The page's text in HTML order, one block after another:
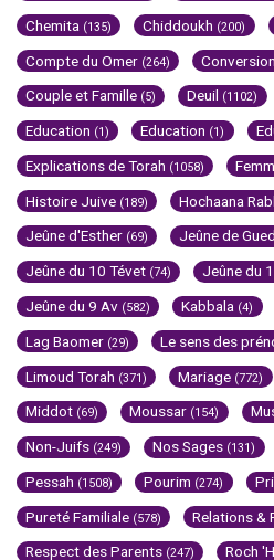
Chemita (135) Chiddoukh (200)
Compte du Omer (264) Conversion
Couple et Famille (5) Deuil (1102)
Education (1) Education (1)
Explications de Torah (1058)
Histoire Juive (189) Hochaana
Jeûne d'Esther (69) Jeûne de
Jeûne du 10 Tévet (74) Jeûne du
Jeûne du 9 Av (582) Kabbala (4)
Lag Baomer (29) Le sens des
Limoud Torah (371) Mariage (772)
Middot (69) Moussar (154)
Non-Juifs (249) Nos Sages (131)
Pessah (1508) Pourim (274)
Pureté Familiale (578) Relations &
Respect des Parents (247) Roch